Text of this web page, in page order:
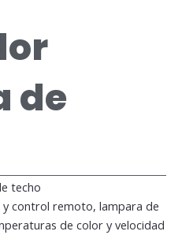
de
techo
control remoto, lampara de
de color y velocidad